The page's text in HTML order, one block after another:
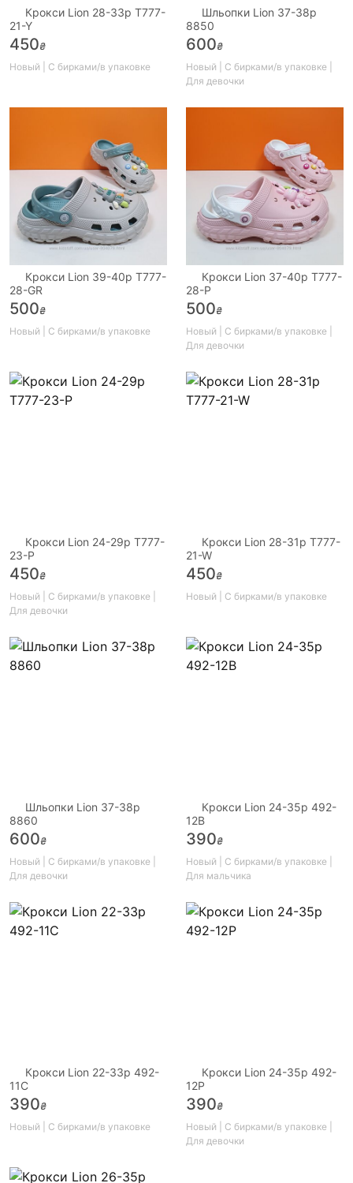
Крокси Lion 28-33р T777-
21-Y
450₴
Новый | С бирками/в упаковке
Шльопки Lion 37-38р
8850
600₴
Новый | С бирками/в упаковке |
Для девочки
Крокси Lion 39-40р T777-
28-GR
500₴
Новый | С бирками/в упаковке
Крокси Lion 37-40р T777-
28-P
500₴
Новый | С бирками/в упаковке |
Для девочки
Крокси Lion 24-29р T777-
23-P
450₴
Новый | С бирками/в упаковке |
Для девочки
Крокси Lion 28-31р T777-
21-W
450₴
Новый | С бирками/в упаковке
Шльопки Lion 37-38р
8860
600₴
Новый | С бирками/в упаковке |
Для девочки
Крокси Lion 24-35р 492-
12B
390₴
Новый | С бирками/в упаковке |
Для мальчика
Крокси Lion 22-33р 492-
11C
390₴
Новый | С бирками/в упаковке
Крокси Lion 24-35р 492-
12P
390₴
Новый | С бирками/в упаковке |
Для девочки